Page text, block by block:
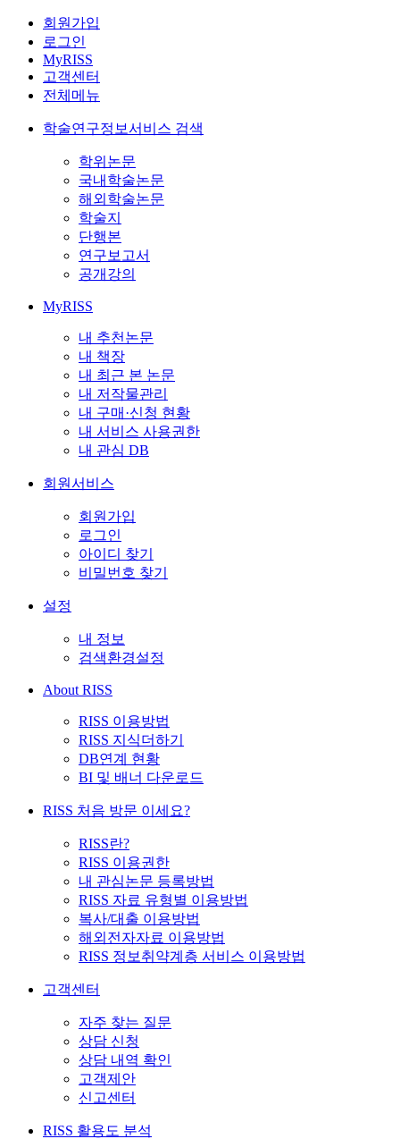
회원가입
로그인
MyRISS
고객센터
전체메뉴
학술연구정보서비스 검색
학위논문
국내학술논문
해외학술논문
학술지
단행본
연구보고서
공개강의
MyRISS
내 추천논문
내 책장
내 최근 본 논문
내 저작물관리
내 구매·신청 현황
내 서비스 사용권한
내 관심 DB
회원서비스
회원가입
로그인
아이디 찾기
비밀번호 찾기
설정
내 정보
검색환경설정
About RISS
RISS 이용방법
RISS 지식더하기
DB연계 현황
BI 및 배너 다운로드
RISS 처음 방문 이세요?
RISS란?
RISS 이용권한
내 관심논문 등록방법
RISS 자료 유형별 이용방법
복사/대출 이용방법
해외전자자료 이용방법
RISS 정보취약계층 서비스 이용방법
고객센터
자주 찾는 질문
상담 신청
상담 내역 확인
고객제안
신고센터
RISS 활용도 분석